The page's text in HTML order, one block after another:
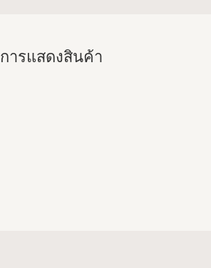
การแสดงสินค้า